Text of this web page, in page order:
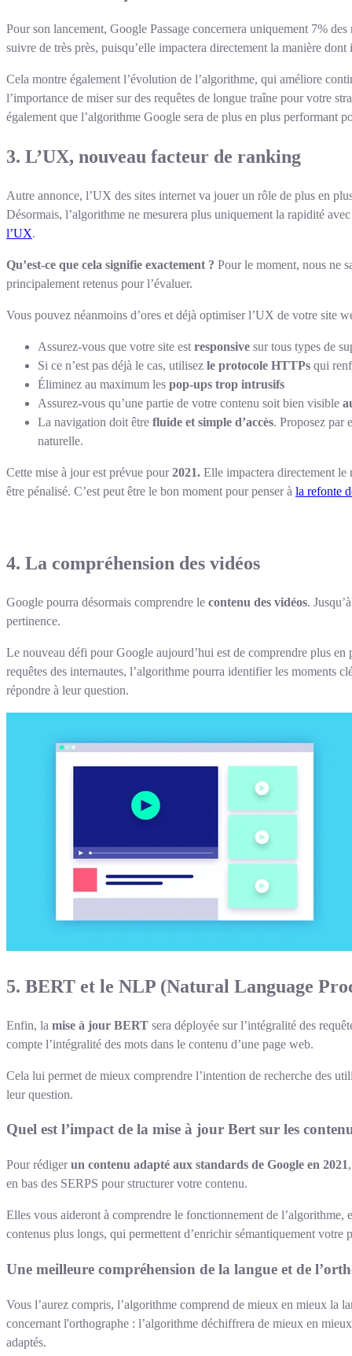
Pour son lancement, Google Passage concernera uniquement 7%
suivre de très près, puisqu’elle impactera directement la manière
Cela montre également l’évolution de l’algorithme, qui améliore
l’importance de miser sur des requêtes de longue traîne pour votre
également que l’algorithme Google sera de plus en plus performant
3. L’UX, nouveau facteur de ranking
Autre annonce, l’UX des sites internet va jouer un rôle de plus en
Désormais, l’algorithme ne mesurera plus uniquement la rapidité
l’UX.
Qu’est-ce que cela signifie exactement ? Pour le moment, nous ne
principalement retenus pour l’évaluer.
Vous pouvez néanmoins d’ores et déjà optimiser l’UX de votre site
Assurez-vous que votre site est responsive sur tous types de
Si ce n’est pas déjà le cas, utilisez le protocole HTTPs qui
Éliminez au maximum les pop-ups trop intrusifs
Assurez-vous qu’une partie de votre contenu soit bien visible
La navigation doit être fluide et simple d’accès. Proposez par
naturelle.
Cette mise à jour est prévue pour2021. Elle impactera directement
être pénalisé. C’est peut être le bon moment pour penser à la refonte
4. La compréhension des vidéos
Google pourra désormais comprendre le contenu des vidéos.
pertinence.
Le nouveau défi pour Google aujourd’hui est de comprendre plus
requêtes des internautes, l’algorithme pourra identifier les moments
répondre à leur question.
5. BERT et le NLP (Natural Language
Enfin, la mise à jour BERT sera déployée sur l’intégralité des
compte l’intégralité des mots dans le contenu d’une page web.
Cela lui permet de mieux comprendre l’intention de recherche des
leur question.
Quel est l’impact de la mise à jour Bert sur les
Pour rédigerun contenu adapté aux standards de Google en 2021
en bas des SERPS pour structurer votre contenu.
Elles vous aideront à comprendre le fonctionnement de
contenus plus longs, qui permettent d’enrichir sémantiquement
Une meilleure compréhension de la langue et de
Vous l’aurez compris, l’algorithme comprend de mieux en mieux la
concernant l'orthographe : l’algorithme déchiffrera de mieux en
adaptés.